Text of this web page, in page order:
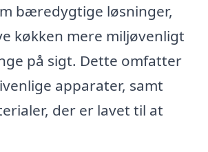
bæredygtige løsninger,
køkken mere miljøvenligt
på sigt. Dette omfatter
apparater, samt
der er lavet til at